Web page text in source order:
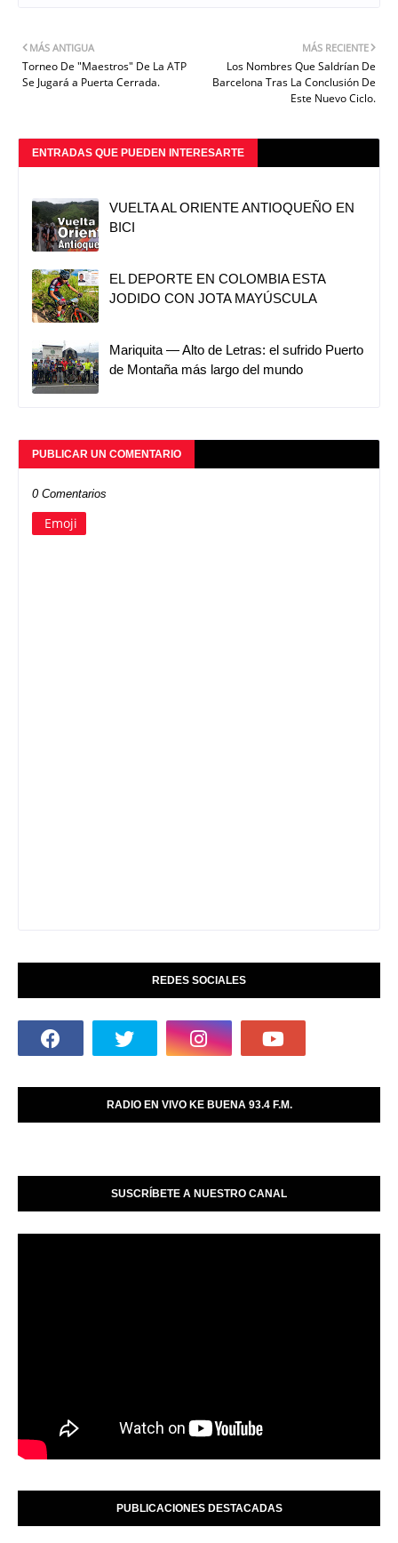
MÁS RECIENTE
Los Nombres Que Saldrían De
Barcelona Tras La Conclusión De
Este Nuevo Ciclo.
MÁS ANTIGUA
Torneo De "Maestros" De La ATP
Se Jugará a Puerta Cerrada.
ENTRADAS QUE PUEDEN INTERESARTE
VUELTA AL ORIENTE ANTIOQUEÑO EN
BICI
EL DEPORTE EN COLOMBIA ESTA
JODIDO CON JOTA MAYÚSCULA
Mariquita — Alto de Letras: el sufrido Puerto
de Montaña más largo del mundo
PUBLICAR UN COMENTARIO
0 Comentarios
Emoji
REDES SOCIALES
RADIO EN VIVO KE BUENA 93.4 F.M.
SUSCRÍBETE A NUESTRO CANAL
PUBLICACIONES DESTACADAS